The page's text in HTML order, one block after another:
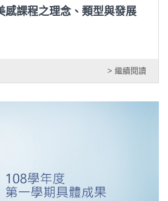
感課程之理念、類型與發展
> 繼續閱讀